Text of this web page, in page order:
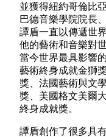
並獲得紐約哥倫比
巴德音樂學院院長
譚盾一直以傳遞世
他的藝術和音樂對
當今世界最具影響
藝術終身成就金獅
獎、法國藝術與文
獎、美國格文美爾
終身成就獎。
譚盾創作了很多具